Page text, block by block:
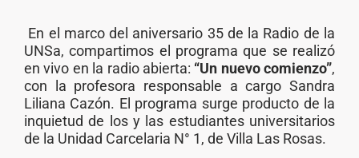
En el marco del aniversario 35 de la Radio de la
UNSa, compartimos el programa que se realizó
en vivo en la radio abierta: “Un nuevo comienzo”,
con la profesora responsable a cargo Sandra
Liliana Cazón. El programa surge producto de la
inquietud de los y las estudiantes universitarios
de la Unidad Carcelaria N° 1, de Villa Las Rosas.